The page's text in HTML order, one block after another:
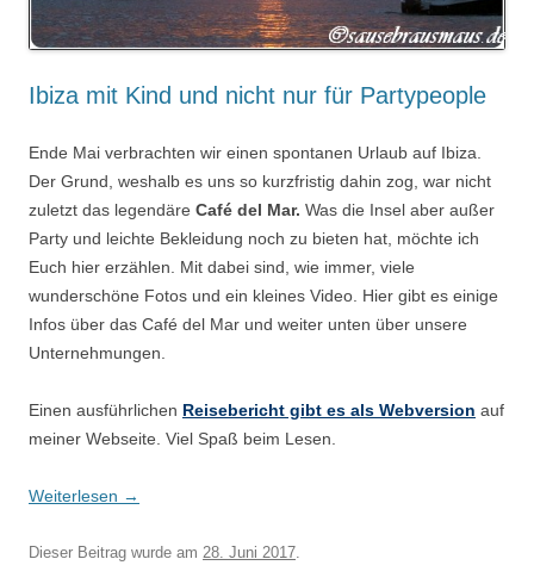
Ibiza mit Kind und nicht nur für Partypeople
Ende Mai verbrachten wir einen spontanen Urlaub auf Ibiza.
Der Grund, weshalb es uns so kurzfristig dahin zog, war nicht
zuletzt das legendäre Café del Mar. Was die Insel aber außer
Party und leichte Bekleidung noch zu bieten hat, möchte ich
Euch hier erzählen. Mit dabei sind, wie immer, viele
wunderschöne Fotos und ein kleines Video. Hier gibt es einige
Infos über das Café del Mar und weiter unten über unsere
Unternehmungen.
Einen ausführlichen Reisebericht gibt es als Webversion auf
meiner Webseite. Viel Spaß beim Lesen.
Weiterlesen →
Dieser Beitrag wurde am 28. Juni 2017